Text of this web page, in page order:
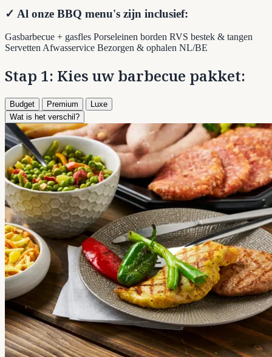
✓ Al onze BBQ menu's zijn inclusief:
Gasbarbecue + gasfles Porseleinen borden RVS bestek & tangen
ServettenAfwasservice Bezorgen & ophalen NL/BE
Stap 1: Kies uw barbecue pakket:
Budget Premium
Luxe
Wat is het verschil?